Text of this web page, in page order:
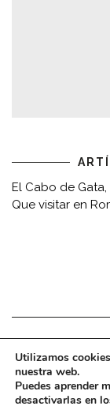
El Cabo de
Que visitar en
Aviso legal
Utilizamos
nuestra web.
Puedes aprender
desactivarlas en